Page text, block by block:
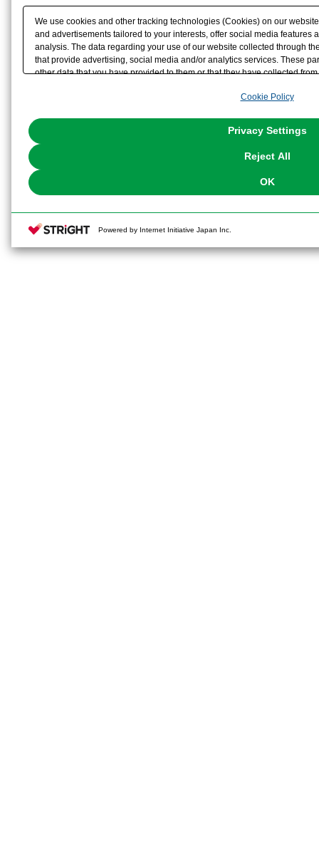
We use cookies and other tracking technologies (Cookies) on our
and advertisements tailored to your interests, offer social media features
analysis. The data regarding your use of our website collected through
that provide advertising, social media and/or analytics services. These
other data that you have provided to them or that they have collected
the use of all Cookies except for Strictly Necessary Cookies, please
You can change your consent or rejection settings at any time via
Cookie Policy
Privacy Settings
Reject All
OK
Powered by Internet Initiative Japan Inc.